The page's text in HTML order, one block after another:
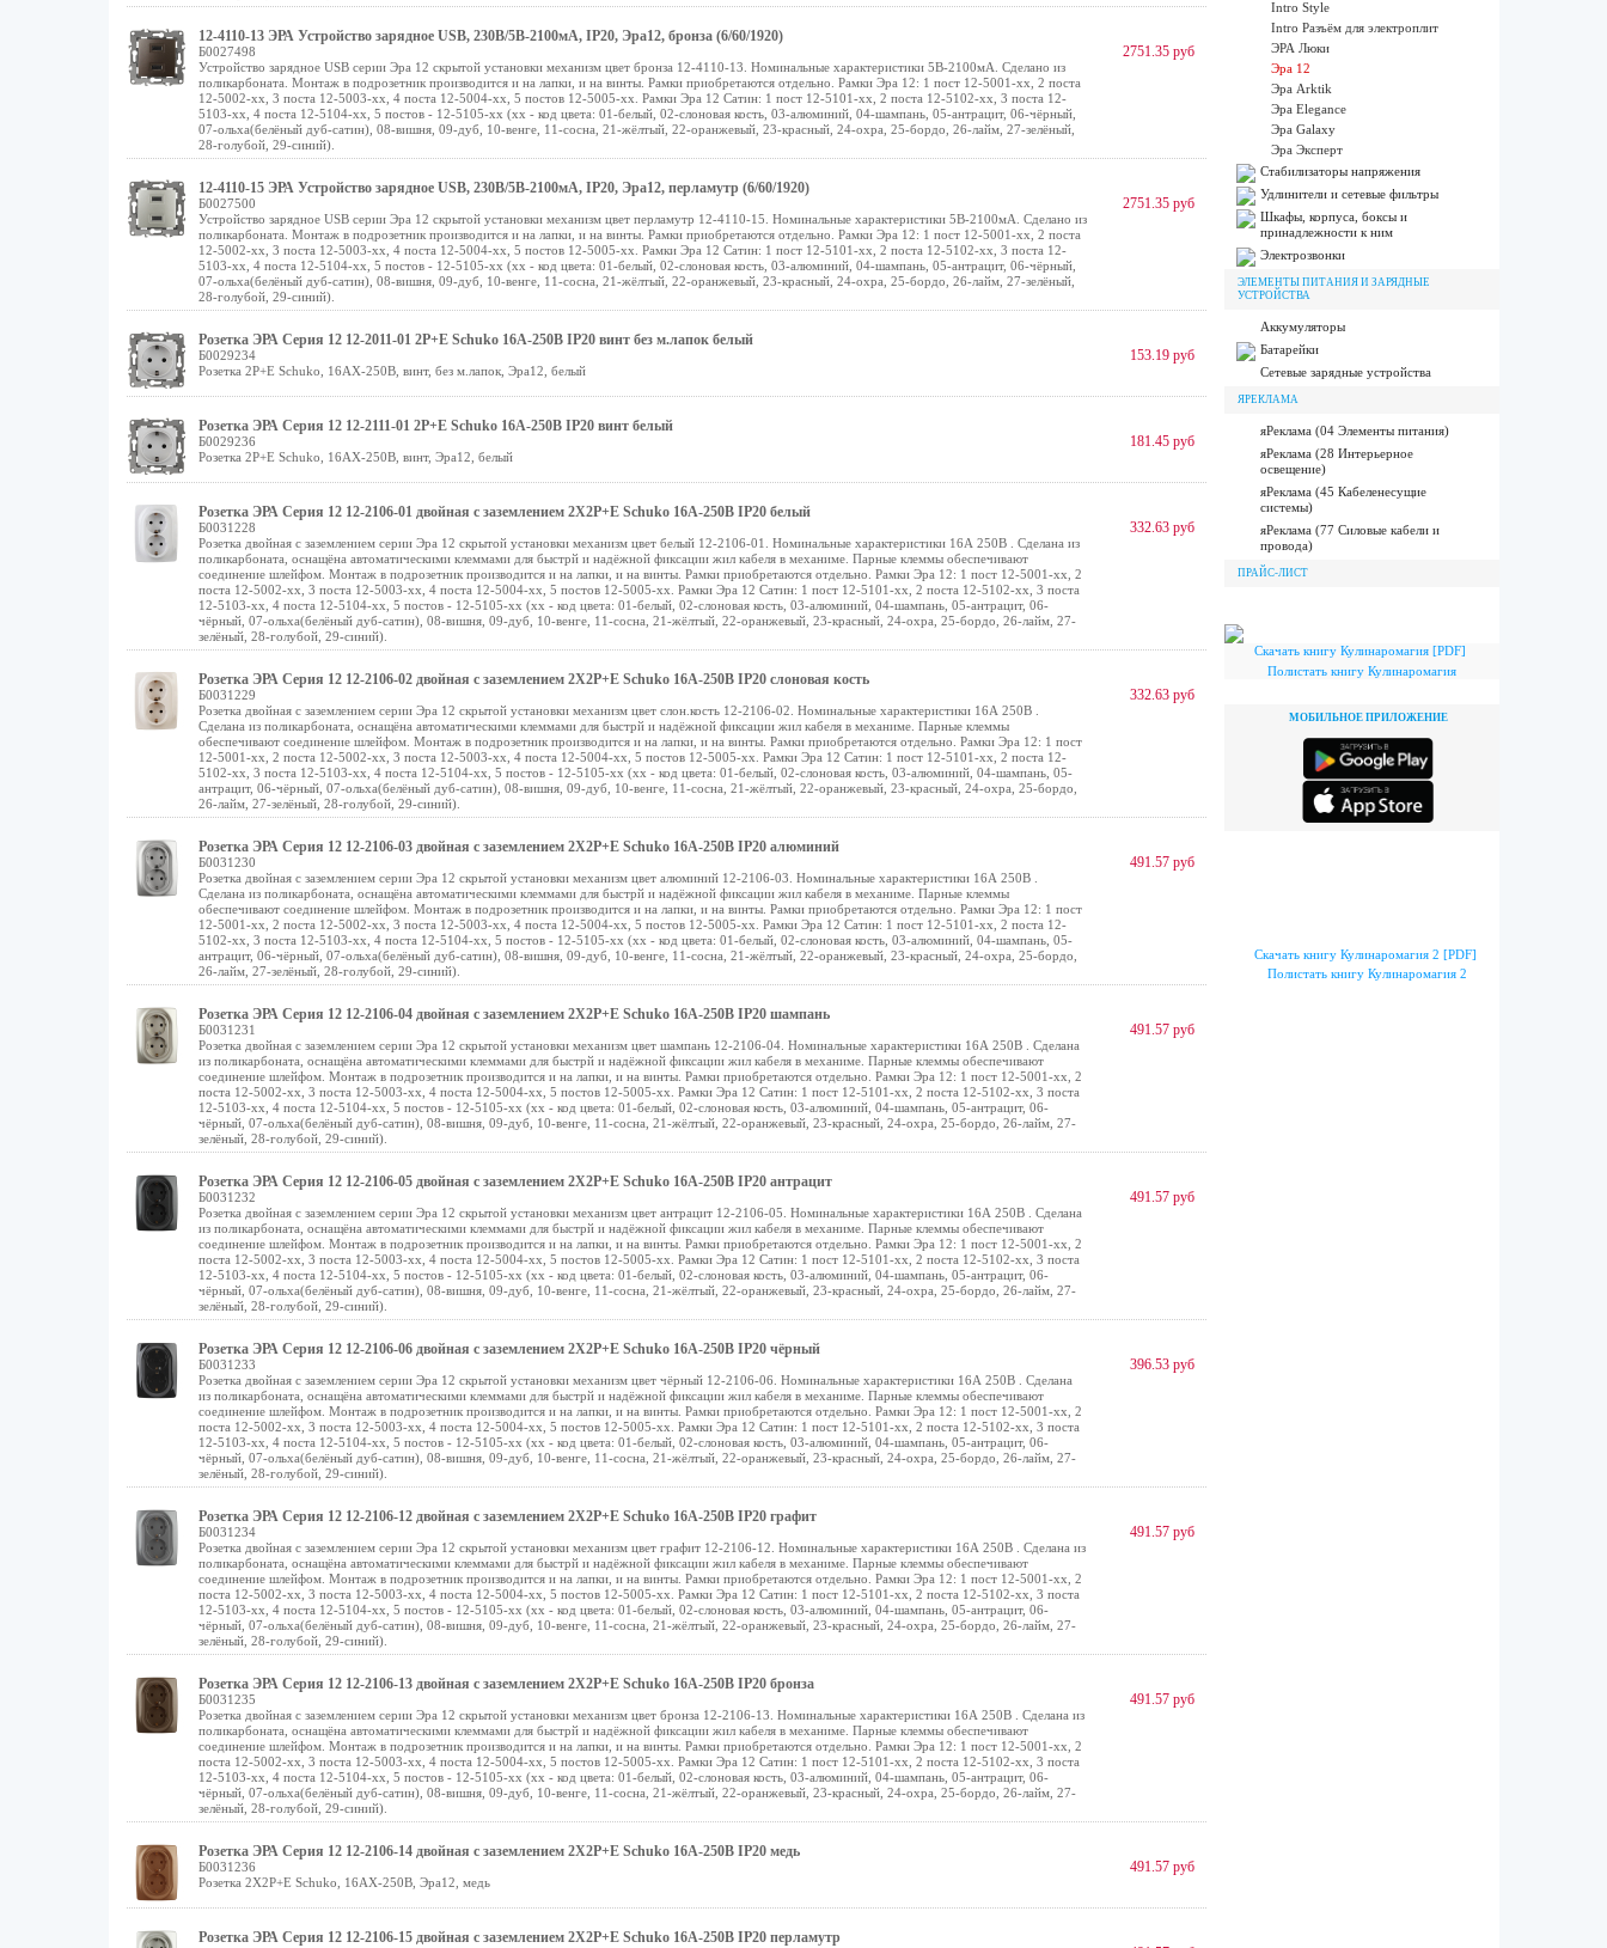
12-4110-13 ЭРА Устройство зарядное USB, 230В/5В-2100мА, IP20, Эра12, бронза (6/60/1920)
Б0027498
Устройство зарядное USB серии Эра 12 скрытой установки механизм цвет бронза 12-4110-13. Номинальные характеристики 5В-2100мА. Сделано из
поликарбоната. Монтаж в подрозетник производится и на лапки, и на винты. Рамки приобретаются отдельно. Рамки Эра 12: 1 пост 12-5001-хх, 2 поста
12-5002-хх, 3 поста 12-5003-хх, 4 поста 12-5004-хх, 5 постов 12-5005-хх. Рамки Эра 12 Сатин: 1 пост 12-5101-хх, 2 поста 12-5102-хх, 3 поста 12-
5103-хх, 4 поста 12-5104-хх, 5 постов - 12-5105-хх (хх - код цвета: 01-белый, 02-слоновая кость, 03-алюминий, 04-шампань, 05-антрацит, 06-чёрный,
07-ольха(белёный дуб-сатин), 08-вишня, 09-дуб, 10-венге, 11-сосна, 21-жёлтый, 22-оранжевый, 23-красный, 24-охра, 25-бордо, 26-лайм, 27-зелёный,
28-голубой, 29-синий).
2751.35 руб
12-4110-15 ЭРА Устройство зарядное USB, 230В/5В-2100мА, IP20, Эра12, перламутр (6/60/1920)
Б0027500
Устройство зарядное USB серии Эра 12 скрытой установки механизм цвет перламутр 12-4110-15. Номинальные характеристики 5В-2100мА. Сделано из
поликарбоната. Монтаж в подрозетник производится и на лапки, и на винты. Рамки приобретаются отдельно. Рамки Эра 12: 1 пост 12-5001-хх, 2 поста
12-5002-хх, 3 поста 12-5003-хх, 4 поста 12-5004-хх, 5 постов 12-5005-хх. Рамки Эра 12 Сатин: 1 пост 12-5101-хх, 2 поста 12-5102-хх, 3 поста 12-
5103-хх, 4 поста 12-5104-хх, 5 постов - 12-5105-хх (хх - код цвета: 01-белый, 02-слоновая кость, 03-алюминий, 04-шампань, 05-антрацит, 06-чёрный,
07-ольха(белёный дуб-сатин), 08-вишня, 09-дуб, 10-венге, 11-сосна, 21-жёлтый, 22-оранжевый, 23-красный, 24-охра, 25-бордо, 26-лайм, 27-зелёный,
28-голубой, 29-синий).
2751.35 руб
Розетка ЭРА Серия 12 12-2011-01 2P+E Schuko 16A-250В IP20 винт без м.лапок белый
Б0029234
Розетка 2P+E Schuko, 16АХ-250В, винт, без м.лапок, Эра12, белый
153.19 руб
Розетка ЭРА Серия 12 12-2111-01 2P+E Schuko 16A-250В IP20 винт белый
Б0029236
Розетка 2P+E Schuko, 16АХ-250В, винт, Эра12, белый
181.45 руб
Розетка ЭРА Серия 12 12-2106-01 двойная с заземлением 2X2P+E Schuko 16A-250В IP20 белый
Б0031228
Розетка двойная с заземлением серии Эра 12 скрытой установки механизм цвет белый 12-2106-01. Номинальные характеристики 16А 250В . Сделана из
поликарбоната, оснащёна автоматическими клеммами для быстрй и надёжной фиксации жил кабеля в механиме. Парные клеммы обеспечивают
соединение шлейфом. Монтаж в подрозетник производится и на лапки, и на винты. Рамки приобретаются отдельно. Рамки Эра 12: 1 пост 12-5001-хх, 2
поста 12-5002-хх, 3 поста 12-5003-хх, 4 поста 12-5004-хх, 5 постов 12-5005-хх. Рамки Эра 12 Сатин: 1 пост 12-5101-хх, 2 поста 12-5102-хх, 3 поста
12-5103-хх, 4 поста 12-5104-хх, 5 постов - 12-5105-хх (хх - код цвета: 01-белый, 02-слоновая кость, 03-алюминий, 04-шампань, 05-антрацит, 06-
чёрный, 07-ольха(белёный дуб-сатин), 08-вишня, 09-дуб, 10-венге, 11-сосна, 21-жёлтый, 22-оранжевый, 23-красный, 24-охра, 25-бордо, 26-лайм, 27-
зелёный, 28-голубой, 29-синий).
332.63 руб
Розетка ЭРА Серия 12 12-2106-02 двойная с заземлением 2X2P+E Schuko 16A-250В IP20 слоновая кость
Б0031229
Розетка двойная с заземлением серии Эра 12 скрытой установки механизм цвет слон.кость 12-2106-02. Номинальные характеристики 16А 250В .
Сделана из поликарбоната, оснащёна автоматическими клеммами для быстрй и надёжной фиксации жил кабеля в механиме. Парные клеммы
обеспечивают соединение шлейфом. Монтаж в подрозетник производится и на лапки, и на винты. Рамки приобретаются отдельно. Рамки Эра 12: 1 пост
12-5001-хх, 2 поста 12-5002-хх, 3 поста 12-5003-хх, 4 поста 12-5004-хх, 5 постов 12-5005-хх. Рамки Эра 12 Сатин: 1 пост 12-5101-хх, 2 поста 12-
5102-хх, 3 поста 12-5103-хх, 4 поста 12-5104-хх, 5 постов - 12-5105-хх (хх - код цвета: 01-белый, 02-слоновая кость, 03-алюминий, 04-шампань, 05-
антрацит, 06-чёрный, 07-ольха(белёный дуб-сатин), 08-вишня, 09-дуб, 10-венге, 11-сосна, 21-жёлтый, 22-оранжевый, 23-красный, 24-охра, 25-бордо,
26-лайм, 27-зелёный, 28-голубой, 29-синий).
332.63 руб
Розетка ЭРА Серия 12 12-2106-03 двойная с заземлением 2X2P+E Schuko 16A-250В IP20 алюминий
Б0031230
Розетка двойная с заземлением серии Эра 12 скрытой установки механизм цвет алюминий 12-2106-03. Номинальные характеристики 16А 250В .
Сделана из поликарбоната, оснащёна автоматическими клеммами для быстрй и надёжной фиксации жил кабеля в механиме. Парные клеммы
обеспечивают соединение шлейфом. Монтаж в подрозетник производится и на лапки, и на винты. Рамки приобретаются отдельно. Рамки Эра 12: 1 пост
12-5001-хх, 2 поста 12-5002-хх, 3 поста 12-5003-хх, 4 поста 12-5004-хх, 5 постов 12-5005-хх. Рамки Эра 12 Сатин: 1 пост 12-5101-хх, 2 поста 12-
5102-хх, 3 поста 12-5103-хх, 4 поста 12-5104-хх, 5 постов - 12-5105-хх (хх - код цвета: 01-белый, 02-слоновая кость, 03-алюминий, 04-шампань, 05-
антрацит, 06-чёрный, 07-ольха(белёный дуб-сатин), 08-вишня, 09-дуб, 10-венге, 11-сосна, 21-жёлтый, 22-оранжевый, 23-красный, 24-охра, 25-бордо,
26-лайм, 27-зелёный, 28-голубой, 29-синий).
491.57 руб
Розетка ЭРА Серия 12 12-2106-04 двойная с заземлением 2X2P+E Schuko 16A-250В IP20 шампань
Б0031231
Розетка двойная с заземлением серии Эра 12 скрытой установки механизм цвет шампань 12-2106-04. Номинальные характеристики 16А 250В . Сделана
из поликарбоната, оснащёна автоматическими клеммами для быстрй и надёжной фиксации жил кабеля в механиме. Парные клеммы обеспечивают
соединение шлейфом. Монтаж в подрозетник производится и на лапки, и на винты. Рамки приобретаются отдельно. Рамки Эра 12: 1 пост 12-5001-хх, 2
поста 12-5002-хх, 3 поста 12-5003-хх, 4 поста 12-5004-хх, 5 постов 12-5005-хх. Рамки Эра 12 Сатин: 1 пост 12-5101-хх, 2 поста 12-5102-хх, 3 поста
12-5103-хх, 4 поста 12-5104-хх, 5 постов - 12-5105-хх (хх - код цвета: 01-белый, 02-слоновая кость, 03-алюминий, 04-шампань, 05-антрацит, 06-
чёрный, 07-ольха(белёный дуб-сатин), 08-вишня, 09-дуб, 10-венге, 11-сосна, 21-жёлтый, 22-оранжевый, 23-красный, 24-охра, 25-бордо, 26-лайм, 27-
зелёный, 28-голубой, 29-синий).
491.57 руб
Розетка ЭРА Серия 12 12-2106-05 двойная с заземлением 2X2P+E Schuko 16A-250В IP20 антрацит
Б0031232
Розетка двойная с заземлением серии Эра 12 скрытой установки механизм цвет антрацит 12-2106-05. Номинальные характеристики 16А 250В . Сделана
из поликарбоната, оснащёна автоматическими клеммами для быстрй и надёжной фиксации жил кабеля в механиме. Парные клеммы обеспечивают
соединение шлейфом. Монтаж в подрозетник производится и на лапки, и на винты. Рамки приобретаются отдельно. Рамки Эра 12: 1 пост 12-5001-хх, 2
поста 12-5002-хх, 3 поста 12-5003-хх, 4 поста 12-5004-хх, 5 постов 12-5005-хх. Рамки Эра 12 Сатин: 1 пост 12-5101-хх, 2 поста 12-5102-хх, 3 поста
12-5103-хх, 4 поста 12-5104-хх, 5 постов - 12-5105-хх (хх - код цвета: 01-белый, 02-слоновая кость, 03-алюминий, 04-шампань, 05-антрацит, 06-
чёрный, 07-ольха(белёный дуб-сатин), 08-вишня, 09-дуб, 10-венге, 11-сосна, 21-жёлтый, 22-оранжевый, 23-красный, 24-охра, 25-бордо, 26-лайм, 27-
зелёный, 28-голубой, 29-синий).
491.57 руб
Розетка ЭРА Серия 12 12-2106-06 двойная с заземлением 2X2P+E Schuko 16A-250В IP20 чёрный
Б0031233
Розетка двойная с заземлением серии Эра 12 скрытой установки механизм цвет чёрный 12-2106-06. Номинальные характеристики 16А 250В . Сделана
из поликарбоната, оснащёна автоматическими клеммами для быстрй и надёжной фиксации жил кабеля в механиме. Парные клеммы обеспечивают
соединение шлейфом. Монтаж в подрозетник производится и на лапки, и на винты. Рамки приобретаются отдельно. Рамки Эра 12: 1 пост 12-5001-хх, 2
поста 12-5002-хх, 3 поста 12-5003-хх, 4 поста 12-5004-хх, 5 постов 12-5005-хх. Рамки Эра 12 Сатин: 1 пост 12-5101-хх, 2 поста 12-5102-хх, 3 поста
12-5103-хх, 4 поста 12-5104-хх, 5 постов - 12-5105-хх (хх - код цвета: 01-белый, 02-слоновая кость, 03-алюминий, 04-шампань, 05-антрацит, 06-
чёрный, 07-ольха(белёный дуб-сатин), 08-вишня, 09-дуб, 10-венге, 11-сосна, 21-жёлтый, 22-оранжевый, 23-красный, 24-охра, 25-бордо, 26-лайм, 27-
зелёный, 28-голубой, 29-синий).
396.53 руб
Розетка ЭРА Серия 12 12-2106-12 двойная с заземлением 2X2P+E Schuko 16A-250В IP20 графит
Б0031234
Розетка двойная с заземлением серии Эра 12 скрытой установки механизм цвет графит 12-2106-12. Номинальные характеристики 16А 250В . Сделана из
поликарбоната, оснащёна автоматическими клеммами для быстрй и надёжной фиксации жил кабеля в механиме. Парные клеммы обеспечивают
соединение шлейфом. Монтаж в подрозетник производится и на лапки, и на винты. Рамки приобретаются отдельно. Рамки Эра 12: 1 пост 12-5001-хх, 2
поста 12-5002-хх, 3 поста 12-5003-хх, 4 поста 12-5004-хх, 5 постов 12-5005-хх. Рамки Эра 12 Сатин: 1 пост 12-5101-хх, 2 поста 12-5102-хх, 3 поста
12-5103-хх, 4 поста 12-5104-хх, 5 постов - 12-5105-хх (хх - код цвета: 01-белый, 02-слоновая кость, 03-алюминий, 04-шампань, 05-антрацит, 06-
чёрный, 07-ольха(белёный дуб-сатин), 08-вишня, 09-дуб, 10-венге, 11-сосна, 21-жёлтый, 22-оранжевый, 23-красный, 24-охра, 25-бордо, 26-лайм, 27-
зелёный, 28-голубой, 29-синий).
491.57 руб
Розетка ЭРА Серия 12 12-2106-13 двойная с заземлением 2X2P+E Schuko 16A-250В IP20 бронза
Б0031235
Розетка двойная с заземлением серии Эра 12 скрытой установки механизм цвет бронза 12-2106-13. Номинальные характеристики 16А 250В . Сделана из
поликарбоната, оснащёна автоматическими клеммами для быстрй и надёжной фиксации жил кабеля в механиме. Парные клеммы обеспечивают
соединение шлейфом. Монтаж в подрозетник производится и на лапки, и на винты. Рамки приобретаются отдельно. Рамки Эра 12: 1 пост 12-5001-хх, 2
поста 12-5002-хх, 3 поста 12-5003-хх, 4 поста 12-5004-хх, 5 постов 12-5005-хх. Рамки Эра 12 Сатин: 1 пост 12-5101-хх, 2 поста 12-5102-хх, 3 поста
12-5103-хх, 4 поста 12-5104-хх, 5 постов - 12-5105-хх (хх - код цвета: 01-белый, 02-слоновая кость, 03-алюминий, 04-шампань, 05-антрацит, 06-
чёрный, 07-ольха(белёный дуб-сатин), 08-вишня, 09-дуб, 10-венге, 11-сосна, 21-жёлтый, 22-оранжевый, 23-красный, 24-охра, 25-бордо, 26-лайм, 27-
зелёный, 28-голубой, 29-синий).
491.57 руб
Розетка ЭРА Серия 12 12-2106-14 двойная с заземлением 2X2P+E Schuko 16A-250В IP20 медь
Б0031236
Розетка 2X2P+E Schuko, 16АХ-250В, Эра12, медь
491.57 руб
Розетка ЭРА Серия 12 12-2106-15 двойная с заземлением 2X2P+E Schuko 16A-250В IP20 перламутр
Intro Style
Intro Разъём для электроплит
ЭРА Люки
Эра 12
Эра Arktik
Эра Elegance
Эра Galaxy
Эра Эксперт
Стабилизаторы напряжения
Удлинители и сетевые фильтры
Шкафы, корпуса, боксы и
принадлежности к ним
Электрозвонки
ЭЛЕМЕНТЫ ПИТАНИЯ И ЗАРЯДНЫЕ
УСТРОЙСТВА
Аккумуляторы
Батарейки
Сетевые зарядные устройства
ЯРЕКЛАМА
яРеклама (04 Элементы питания)
яРеклама (28 Интерьерное
освещение)
яРеклама (45 Кабеленесущие
системы)
яРеклама (77 Силовые кабели и
провода)
ПРАЙС-ЛИСТ
Скачать книгу Кулинаромагия 2 [PDF]
Полистать книгу Кулинаромагия 2
Скачать книгу Кулинаромагия [PDF]
Полистать книгу Кулинаромагия
МОБИЛЬНОЕ ПРИЛОЖЕНИЕ